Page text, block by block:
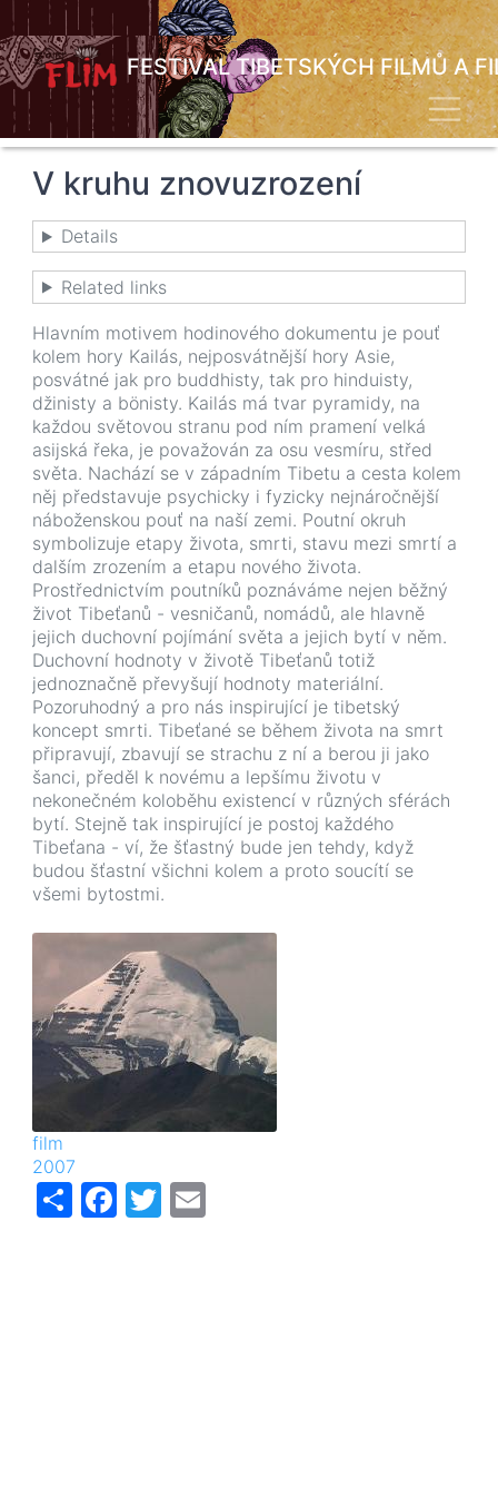
Přejít
k
hlavnímu
obsahu
FESTIVAL TIBETSKÝCH FILMŮ A
V kruhu znovuzrození
Details
Related links
Hlavním motivem hodinového dokumentu je pouť
kolem hory Kailás, nejposvátnější hory Asie,
posvátné jak pro buddhisty, tak pro hinduisty,
džinisty a bönisty. Kailás má tvar pyramidy, na
každou světovou stranu pod ním pramení velká
asijská řeka, je považován za osu vesmíru, střed
světa. Nachází se v západním Tibetu a cesta kolem
něj představuje psychicky i fyzicky nejnáročnější
náboženskou pouť na naší zemi. Poutní okruh
symbolizuje etapy života, smrti, stavu mezi smrtí a
dalším zrozením a etapu nového života.
Prostřednictvím poutníků poznáváme nejen běžný
život Tibeťanů - vesničanů, nomádů, ale hlavně
jejich duchovní pojímání světa a jejich bytí v něm.
Duchovní hodnoty v životě Tibeťanů totiž
jednoznačně převyšují hodnoty materiální.
Pozoruhodný a pro nás inspirující je tibetský
koncept smrti. Tibeťané se během života na smrt
připravují, zbavují se strachu z ní a berou ji jako
šanci, předěl k novému a lepšímu životu v
nekonečném koloběhu existencí v různých sférách
bytí. Stejně tak inspirující je postoj každého
Tibeťana - ví, že šťastný bude jen tehdy, když
budou šťastní všichni kolem a proto soucítí se
všemi bytostmi.
Image
film
2007
ShareFacebook
Twitter